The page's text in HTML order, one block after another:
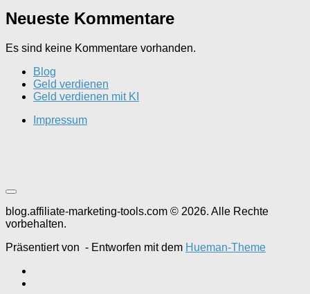
Neueste Kommentare
Es sind keine Kommentare vorhanden.
Blog
Geld verdienen
Geld verdienen mit KI
Impressum
blog.affiliate-marketing-tools.com © 2026. Alle Rechte
vorbehalten.
Präsentiert von - Entworfen mit dem Hueman-Theme